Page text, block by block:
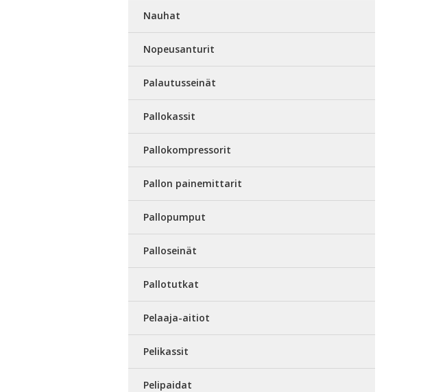
Nauhat
Nopeusanturit
Palautusseinät
Pallokassit
Pallokompressorit
Pallon painemittarit
Pallopumput
Palloseinät
Pallotutkat
Pelaaja-aitiot
Pelikassit
Pelipaidat